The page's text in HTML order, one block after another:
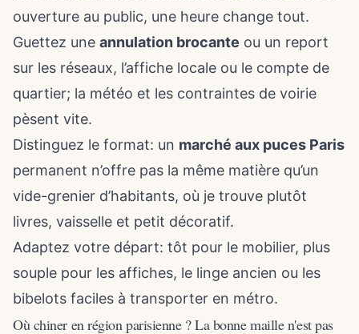
ouverture au public, une heure change tout.
Guettez une annulation brocante ou un report
sur les réseaux, l’affiche locale ou le compte de
quartier; la météo et les contraintes de voirie
pèsent vite.
Distinguez le format: un marché aux puces Paris
permanent n’offre pas la même matière qu’un
vide-grenier d’habitants, où je trouve plutôt
livres, vaisselle et petit décoratif.
Adaptez votre départ: tôt pour le mobilier, plus
souple pour les affiches, le linge ancien ou les
bibelots faciles à transporter en métro.
Où chiner en région parisienne ? La bonne maille n'est pas